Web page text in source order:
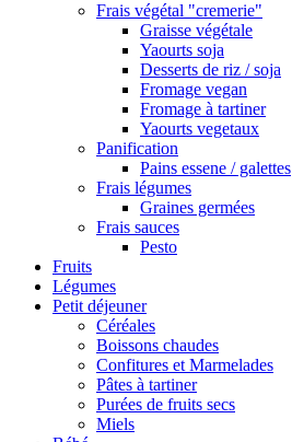
Frais végétal "cremerie"
Graisse végétale
Yaourts soja
Desserts de riz / soja
Fromage vegan
Fromage à tartiner
Yaourts vegetaux
Panification
Pains essene / galettes
Frais légumes
Graines germées
Frais sauces
Pesto
Fruits
Légumes
Petit déjeuner
Céréales
Boissons chaudes
Confitures et Marmelades
Pâtes à tartiner
Purées de fruits secs
Miels